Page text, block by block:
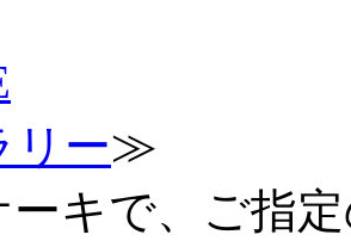
リー≫
ーキで、ご指